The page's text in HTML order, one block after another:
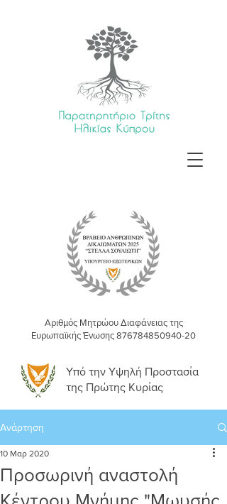
Αριθμός Μητρώου Διαφάνειας της
Ευρωπαϊκής Ένωσης 876784850940-20
Υπό την Υψηλή Προστασία
της Πρώτης Κυρίας
Ανάρτηση
Προσωρινή αναστολή
10 Μαρ 2020